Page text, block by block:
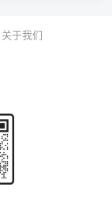
关于我们